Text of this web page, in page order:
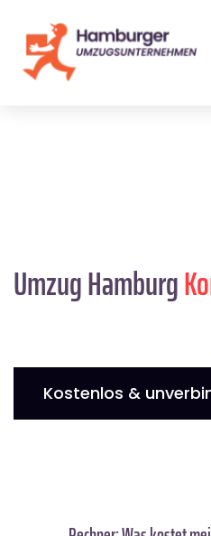
Umzug Hamburg
Kostenlos &